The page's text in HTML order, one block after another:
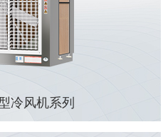
冷风机系列